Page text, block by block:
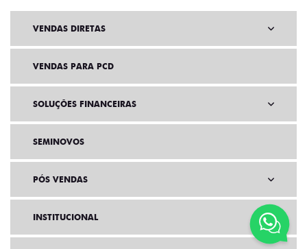
VENDAS DIRETAS
VENDAS PARA PCD
SOLUÇÕES FINANCEIRAS
SEMINOVOS
PÓS VENDAS
INSTITUCIONAL